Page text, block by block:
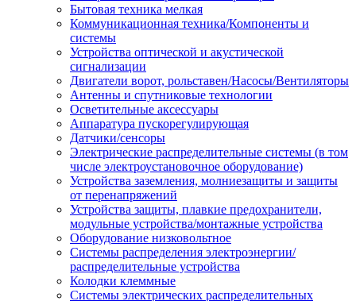
Бытовая техника мелкая
Коммуникационная техника/Компоненты и
системы
Устройства оптической и акустической
сигнализации
Двигатели ворот, рольставен/Насосы/Вентиляторы
Антенны и спутниковые технологии
Осветительные аксессуары
Аппаратура пускорегулирующая
Датчики/сенсоры
Электрические распределительные системы (в том
числе электроустановочное оборудование)
Устройства заземления, молниезащиты и защиты
от перенапряжений
Устройства защиты, плавкие предохранители,
модульные устройства/монтажные устройства
Оборудование низковольтное
Системы распределения электроэнергии/
распределительные устройства
Колодки клеммные
Системы электрических распределительных